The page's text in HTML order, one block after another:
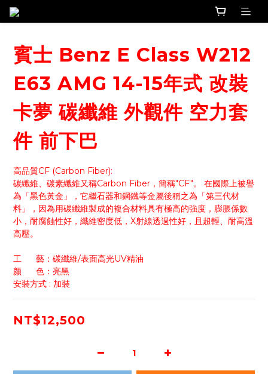
賓士 Benz E Class W212
E63 AMG 14-15年式 改裝
卡夢 碳纖維 外觀件 空力套
件 前下巴
高品質CF (Carbon Fiber):
碳纖維、碳素纖維又稱Carbon Fiber，簡稱"CF"。 在國際上被譽
為「黑色黃金」，它繼石器和鋼鐵等金屬後稱之為「第三代材
料」，因為用碳纖維製成的複合材料具有極高的強度，膨脹係數
小，耐腐蝕性好，纖維密度低，X射線透過性好，且超輕、耐高溫
高壓。
工      藝：碳纖維/表面高光UV精油
颜      色：亮黑
安裝方式 : 加裝
NT$12,500